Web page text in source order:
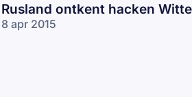
Rusland ontkent hacken
8 apr 2015